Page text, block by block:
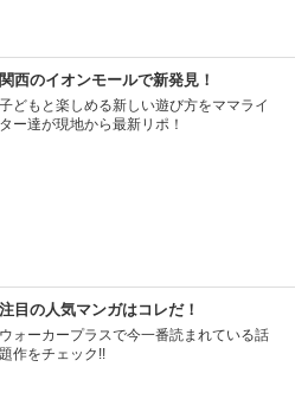
関西のイオンモールで新発見！
子どもと楽しめる新しい遊び方をママライ
ター達が現地から最新リポ！
注目の人気マンガはコレだ！
ウォーカープラスで今一番読まれている話
題作をチェック!!